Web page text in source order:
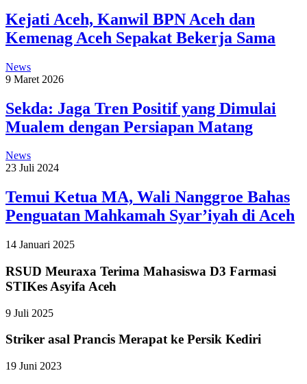
Kejati Aceh, Kanwil BPN Aceh dan
Kemenag Aceh Sepakat Bekerja Sama
News
9 Maret 2026
Sekda: Jaga Tren Positif yang Dimulai
Mualem dengan Persiapan Matang
News
23 Juli 2024
Temui Ketua MA, Wali Nanggroe Bahas
Penguatan Mahkamah Syar’iyah di Aceh
14 Januari 2025
RSUD Meuraxa Terima Mahasiswa D3 Farmasi
STIKes Asyifa Aceh
9 Juli 2025
Striker asal Prancis Merapat ke Persik Kediri
19 Juni 2023